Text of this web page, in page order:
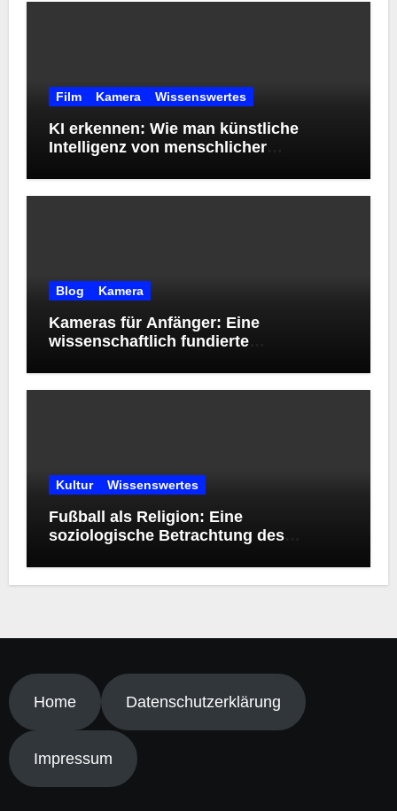
Film Kamera Wissenswertes
KI erkennen: Wie man künstliche
Intelligenz von menschlicher
Blog Kamera
Kameras für Anfänger: Eine
wissenschaftlich fundierte
richtigen Einstiegsmodells
Kultur Wissenswertes
Fußball als Religion: Eine
soziologische Betrachtung des
Home Datenschutzerklärung
Impressum